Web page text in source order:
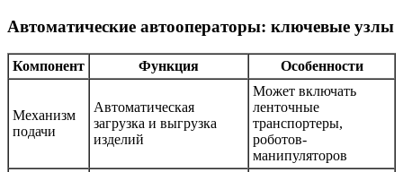
Автоматические автооператоры: ключевые узлы
Компонент Функция Особенности
Механизм
подачи
Автоматическая
загрузка и выгрузка
изделий
Может включать
ленточные
транспортеры,
роботов-
манипуляторов